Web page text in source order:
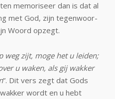
memoriseer dan is dat al
met God, zijn tegenwoor­
Woord op­zegt.
weg zijt, moge het u leiden;
u waken, als gij wakker
”. Dit vers zegt dat Gods
wordt en u hebt